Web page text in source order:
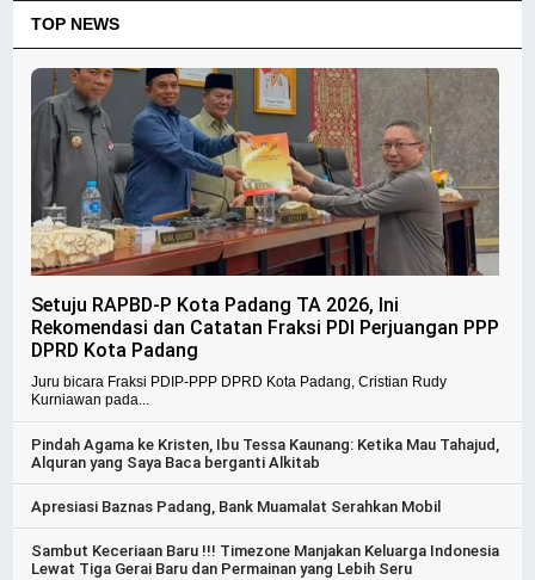
TOP NEWS
Setuju RAPBD-P Kota Padang TA 2026, Ini
Rekomendasi dan Catatan Fraksi PDI Perjuangan PPP
DPRD Kota Padang
Juru bicara Fraksi PDIP-PPP DPRD Kota Padang, Cristian Rudy
Kurniawan pada...
Pindah Agama ke Kristen, Ibu Tessa Kaunang: Ketika Mau Tahajud,
Alquran yang Saya Baca berganti Alkitab
Apresiasi Baznas Padang, Bank Muamalat Serahkan Mobil
Sambut Keceriaan Baru !!! Timezone Manjakan Keluarga Indonesia
Lewat Tiga Gerai Baru dan Permainan yang Lebih Seru